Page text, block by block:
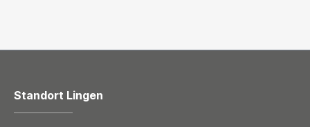
Standort Lingen